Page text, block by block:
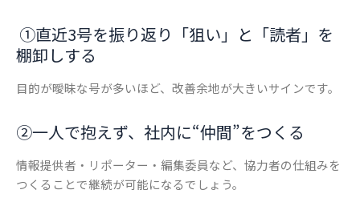
①直近3号を振り返り「狙い」と「読者」を
棚卸しする
目的が曖昧な号が多いほど、改善余地が大きいサインです。
②一人で抱えず、社内に“仲間”をつくる
情報提供者・リポーター・編集委員など、協力者の仕組みを
つくることで継続が可能になるでしょう。